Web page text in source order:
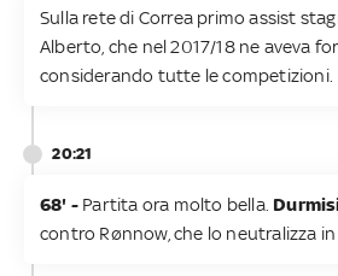
Sulla rete di Correa primo assist
Alberto, che nel 2017/18 ne aveva
considerando tutte le competizioni.
20:21
68' - Partita ora molto bella.
contro Rønnow, che lo neutralizza in